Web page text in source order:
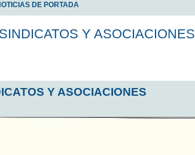
DE PORTADA
Y ASOCIACIONES
Y ASOCIACIONES